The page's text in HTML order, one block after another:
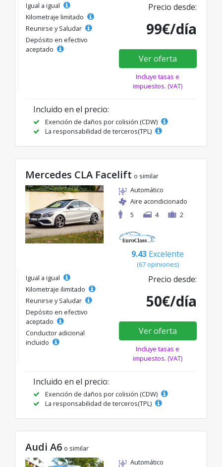
Igual a igual
Kilometraje limitado
Reunirse y Saludar
Depósito en efectivo
aceptado
Precio desde:
99€/día
Ver oferta
Incluye tasas e
impuestos. (VAT)
Incluido en el precio:
Exención de daños por colisión (CDW)
La responsabilidad de terceros(TPL)
Mercedes CLA Facelift o similar
Automático
Aire acondicionado
5
4 2
9.43 Excelente
(67 opiniones)
Igual a igual
Kilometraje ilimitado
Reunirse y Saludar
Depósito en efectivo
aceptado
Conductor adicional
incluido
Precio desde:
50€/día
Ver oferta
Incluye tasas e
impuestos. (VAT)
Incluido en el precio:
Exención de daños por colisión (CDW)
La responsabilidad de terceros(TPL)
Audi A6 o similar
Automático